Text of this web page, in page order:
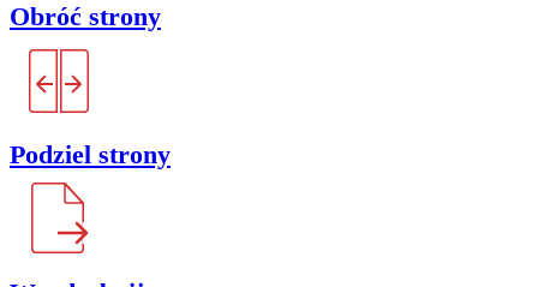
Obróć strony
Podziel strony